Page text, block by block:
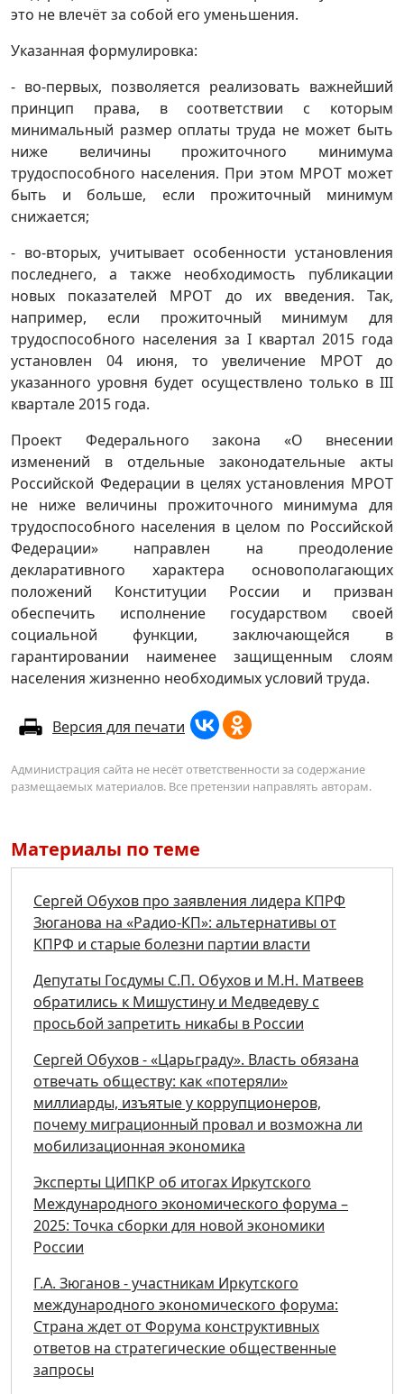
это не влечёт за собой его уменьшения.
Указанная формулировка:
- во-первых, позволяется реализовать важнейший
принцип права, в соответствии с которым
минимальный размер оплаты труда не может быть
ниже величины прожиточного минимума
трудоспособного населения. При этом МРОТ может
быть и больше, если прожиточный минимум
снижается;
- во-вторых, учитывает особенности установления
последнего, а также необходимость публикации
новых показателей МРОТ до их введения. Так,
например, если прожиточный минимум для
трудоспособного населения за I квартал 2015 года
установлен 04 июня, то увеличение МРОТ до
указанного уровня будет осуществлено только в III
квартале 2015 года.
Проект Федерального закона «О внесении
изменений в отдельные законодательные акты
Российской Федерации в целях установления МРОТ
не ниже величины прожиточного минимума для
трудоспособного населения в целом по Российской
Федерации» направлен на преодоление
декларативного характера основополагающих
положений Конституции России и призван
обеспечить исполнение государством своей
социальной функции, заключающейся в
гарантировании наименее защищенным слоям
населения жизненно необходимых условий труда.
Версия для печати
Администрация сайта не несёт ответственности за содержание
размещаемых материалов. Все претензии направлять авторам.
Материалы по теме
Сергей Обухов про заявления лидера КПРФ
Зюганова на «Радио-КП»: альтернативы от
КПРФ и старые болезни партии власти
Депутаты Госдумы С.П. Обухов и М.Н. Матвеев
обратились к Мишустину и Медведеву с
просьбой запретить никабы в России
Сергей Обухов - «Царьграду». Власть обязана
отвечать обществу: как «потеряли»
миллиарды, изъятые у коррупционеров,
почему миграционный провал и возможна ли
мобилизационная экономика
Эксперты ЦИПКР об итогах Иркутского
Международного экономического форума –
2025: Точка сборки для новой экономики
России
Г.А. Зюганов - участникам Иркутского
международного экономического форума:
Страна ждет от Форума конструктивных
ответов на стратегические общественные
запросы